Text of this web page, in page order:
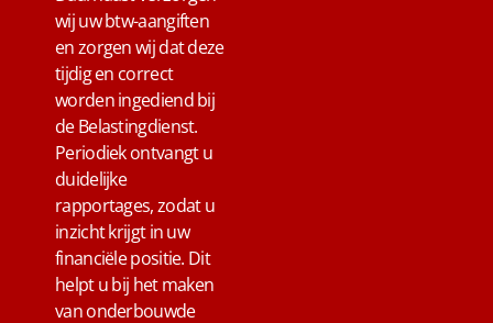
wij uw btw-aangiften
en zorgen wij dat deze
tijdig en correct
worden ingediend bij
de Belastingdienst.
Periodiek ontvangt u
duidelijke
rapportages, zodat u
inzicht krijgt in uw
financiële positie. Dit
helpt u bij het maken
van onderbouwde